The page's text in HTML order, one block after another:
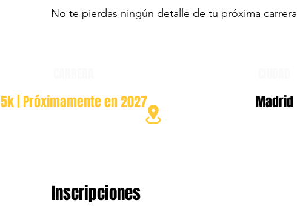
No te pierdas ningún detalle de tu próxima carrera
5k | Próximamente en 2027 Madrid
Inscripciones